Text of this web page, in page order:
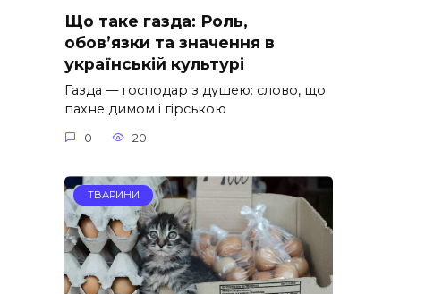
Що таке газда: Роль,
обов’язки та значення в
українській культурі
Газда — господар з душею: слово, що
пахне димом і гірською
0 20
ТВАРИНИ